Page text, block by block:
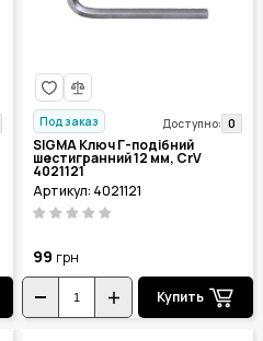
Под заказ Доступно: 0
SIGMA Ключ Г-подібний
шестигранний 12 мм, CrV
4021121
Артикул: 4021121
99 грн
Купить